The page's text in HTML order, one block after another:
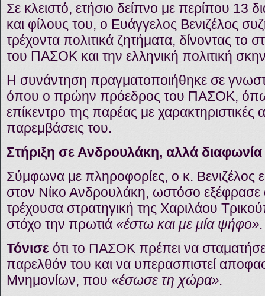
Σε κλειστό, ετήσιο δείπνο με περίπου 13
και φίλους του, ο Ευάγγελος Βενιζέλος
τρέχοντα πολιτικά ζητήματα, δίνοντας το
του ΠΑΣΟΚ και την ελληνική πολιτική
Η συνάντηση πραγματοποιήθηκε σε
όπου ο πρώην πρόεδρος του ΠΑΣΟΚ,
επίκεντρο της παρέας με χαρακτηριστικές
παρεμβάσεις του.
Στήριξη σε Ανδρουλάκη, αλλά διαφωνία
Σύμφωνα με πληροφορίες, ο κ. Βενιζέλος
στον Νίκο Ανδρουλάκη, ωστόσο εξέφρασε
τρέχουσα στρατηγική της Χαριλάου
στόχο την πρωτιά «έστω και με μία ψήφο».
Τόνισε ότι το ΠΑΣΟΚ πρέπει να
παρελθόν του και να υπερασπιστεί
Μνημονίων, που «έσωσε τη χώρα».